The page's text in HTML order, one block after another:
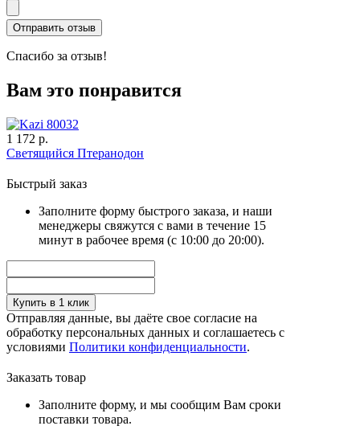
Спасибо за отзыв!
Вам это понравится
1 172 р.
Светящийся Птеранодон
Быстрый заказ
Заполните форму быстрого заказа, и наши
менеджеры свяжутся с вами в течение 15
минут в рабочее время (с 10:00 до 20:00).
Купить в 1 клик
Отправляя данные, вы даёте свое согласие на
обработку персональных данных и соглашаетесь с
условиями Политики конфиденциальности.
Заказать товар
Заполните форму, и мы сообщим Вам сроки
поставки товара.